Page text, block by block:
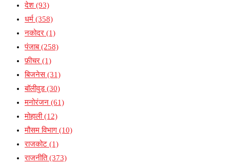
देश (93)
धर्म (358)
नकोदर (1)
पंजाब(258)
फ़ीचर (1)
बिजनेस(31)
बॉलीवुड(30)
मनोरंजन (61)
मोहाली(12)
मौसम विभाग (10)
राजकोट (1)
राजनीति(373)